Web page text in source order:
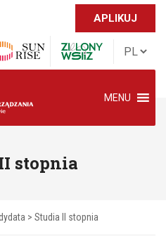
APLIKUJ
MENU
stopnia
> Studia II stopnia